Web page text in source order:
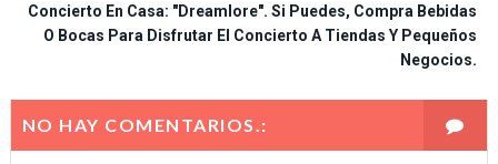
Concierto En Casa: "Dreamlore". Si Puedes, Compra Bebidas
O Bocas Para Disfrutar El Concierto A Tiendas Y Pequeños
Negocios.
NO HAY COMENTARIOS.: